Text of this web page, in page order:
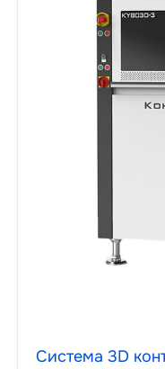
Система 3D